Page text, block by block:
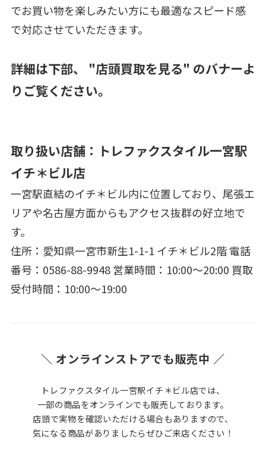
でお買い物を楽しみたい方にも最適なスピード感
で対応させていただきます。
詳細は下部、 "店頭買取を見る" のバナーよ
りご覧ください。
取り扱い店舗：トレファクスタイル一宮駅
イチ＊ビル店
一宮駅直結のイチ＊ビル内に位置しており、尾張エ
リアや名古屋方面からもアクセス抜群の好立地で
す。
住所：愛知県一宮市新生1-1-1 イチ＊ビル2階 電話
番号：0586-88-9948 営業時間：10:00～20:00 買取
受付時間：10:00～19:00
＼ オンラインストアでも販売中 ／
トレファクスタイル一宮駅イチ＊ビル店では、
一部の商品をオンラインでも販売しております。
店頭で実物を確認いただける場合もありますので、
気になる商品がありましたらぜひご来店ください！